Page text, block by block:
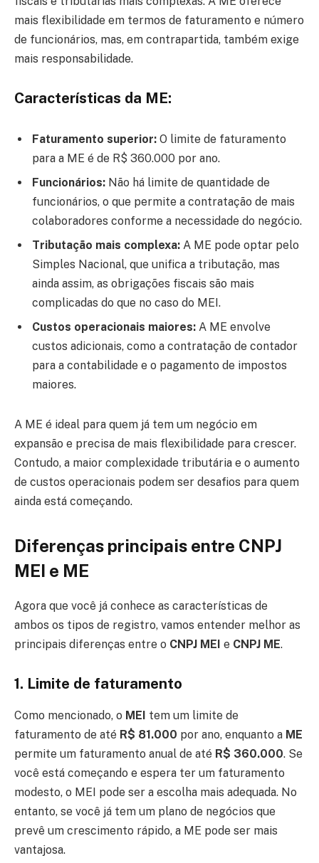
mais flexibilidade em termos de faturamento e número
de funcionários, mas, em contrapartida, também exige
mais responsabilidade.
Características da ME:
Faturamento superior: O limite de faturamento
para a ME é de R$ 360.000 por ano.
Funcionários: Não há limite de quantidade de
funcionários, o que permite a contratação de mais
colaboradores conforme a necessidade do negócio.
Tributação mais complexa: A ME pode optar pelo
Simples Nacional, que unifica a tributação, mas
ainda assim, as obrigações fiscais são mais
complicadas do que no caso do MEI.
Custos operacionais maiores: A ME envolve
custos adicionais, como a contratação de contador
para a contabilidade e o pagamento de impostos
maiores.
A ME é ideal para quem já tem um negócio em
expansão e precisa de mais flexibilidade para crescer.
Contudo, a maior complexidade tributária e o aumento
de custos operacionais podem ser desafios para quem
ainda está começando.
Diferenças principais entre CNPJ
MEI e ME
Agora que você já conhece as características de
ambos os tipos de registro, vamos entender melhor as
principais diferenças entre o CNPJ MEI e CNPJ ME.
1. Limite de faturamento
Como mencionado, o MEI tem um limite de
faturamento de até R$ 81.000 por ano, enquanto a ME
permite um faturamento anual de até R$ 360.000. Se
você está começando e espera ter um faturamento
modesto, o MEI pode ser a escolha mais adequada. No
entanto, se você já tem um plano de negócios que
prevê um crescimento rápido, a ME pode ser mais
vantajosa.